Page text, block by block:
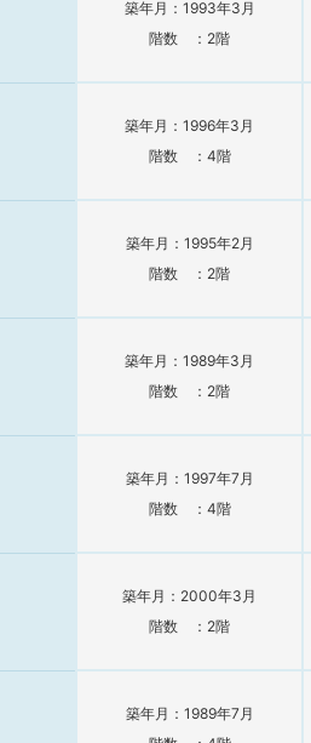
築年月：1993年3月
階数 ：2階
築年月：1996年3月
階数 ：4階
築年月：1995年2月
階数 ：2階
築年月：1989年3月
階数 ：2階
築年月：1997年7月
階数 ：4階
築年月：2000年3月
階数 ：2階
築年月：1989年7月